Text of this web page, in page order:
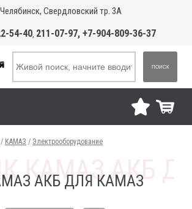
Челябинск, Свердловский тр. 3А
54-40, 211-07-97, +7-904-809-36-37
ПОИСК
/ КАМАЗ / Электрооборудование
АКБ ДЛЯ КАМАЗ